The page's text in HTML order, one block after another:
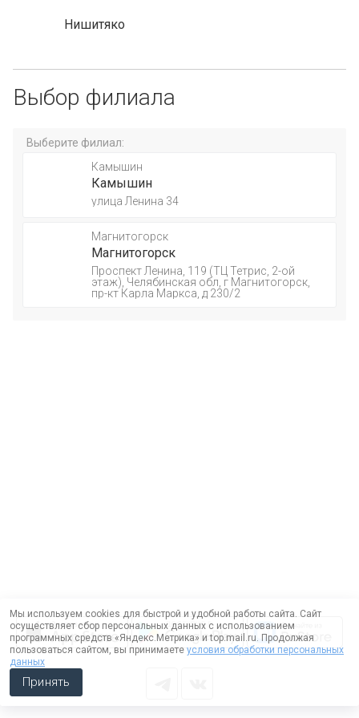
Нишитяко
Выбор филиала
Выберите филиал:
Камышин
Камышин
улица Ленина 34
Магнитогорск
Магнитогорск
Проспект Ленина, 119 (ТЦ Тетрис, 2-ой
этаж), Челябинская обл, г Магнитогорск,
пр-кт Карла Маркса, д 230/2
Мы используем cookies для быстрой и удобной работы сайта. Сайт
осуществляет сбор персональных данных с использованием
программных средств «Яндекс.Метрика» и top.mail.ru. Продолжая
пользоваться сайтом, вы принимаете условия обработки персональных
данных
Принять